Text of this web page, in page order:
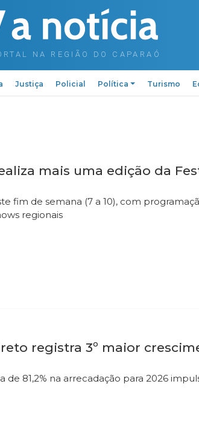
Justiça Policial Política Turismo
mais uma edição da
fim de semana (7 a 10), com
regionais
registra 3º maior
de 81,2% na arrecadação para 2026